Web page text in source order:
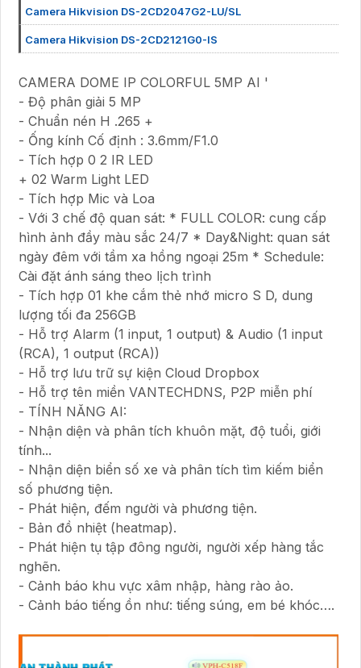
Camera Hikvision DS-2CD2047G2-LU/SL
Camera Hikvision DS-2CD2121G0-IS
CAMERA DOME IP COLORFUL 5MP AI '
- Độ phân giải 5 MP
- Chuẩn nén H .265 +
- Ống kính Cố định : 3.6mm/F1.0
- Tích hợp 0 2 IR LED
+ 02 Warm Light LED
- Tích hợp Mic và Loa
- Với 3 chế độ quan sát: * FULL COLOR: cung cấp
hình ảnh đầy màu sắc 24/7 * Day&Night: quan sát
ngày đêm với tầm xa hồng ngoại 25m * Schedule:
Cài đặt ánh sáng theo lịch trình
- Tích hợp 01 khe cắm thẻ nhớ micro S D, dung
lượng tối đa 256GB
- Hỗ trợ Alarm (1 input, 1 output) & Audio (1 input
(RCA), 1 output (RCA))
- Hỗ trợ lưu trữ sự kiện Cloud Dropbox
- Hỗ trợ tên miền VANTECHDNS, P2P miễn phí
- TÍNH NĂNG AI:
- Nhận diện và phân tích khuôn mặt, độ tuổi, giới
tính...
- Nhận diện biển số xe và phân tích tìm kiếm biển
số phương tiện.
- Phát hiện, đếm người và phương tiện.
- Bản đồ nhiệt (heatmap).
- Phát hiện tụ tập đông người, người xếp hàng tắc
nghẽn.
- Cảnh báo khu vực xâm nhập, hàng rào ảo.
- Cảnh báo tiếng ồn như: tiếng súng, em bé khóc….